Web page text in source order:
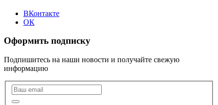
ВКонтакте
ОК
Оформить подписку
Подпишитесь на наши новости и получайте свежую
информацию